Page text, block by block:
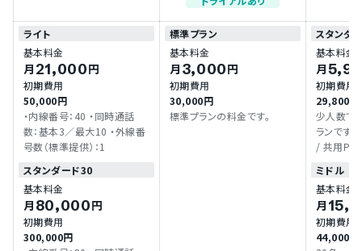
ライト
基本料金
月 21,000円
初期費用
50,000円
・内線番号：40 ・同時通話
数：基本3／最大10 ・外線番
号数（標準提供）：1
標準プラン
基本料金
月 3,000円
初期費用
30,000円
標準プランの料金です。
スタンダ
基本料金
月
初期費用
29,800円
少人数で
ランです。 ■概要 ・共用PBX
/ 共用
ォンアプ
管理 /
MOT/
プション
話帳 / ネ
スタンダード30
基本料金
月 80,000円
初期費用
300,000円
ミドル
基本料金
月
初期費用
44,000円